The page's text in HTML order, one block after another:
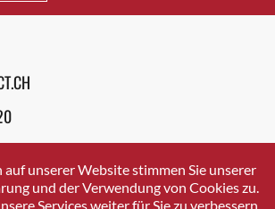
unserer Website stimmen Sie unserer
und der Verwendung von Cookies zu.
Services weiter für Sie zu verbessern.